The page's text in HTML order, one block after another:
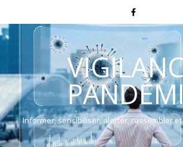
Informer, sensibiliser, alerter, rassembler